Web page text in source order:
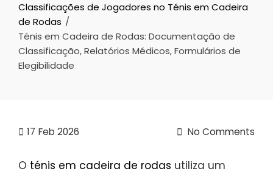
Classificações de Jogadores no Ténis em Cadeira
de Rodas
Ténis em Cadeira de Rodas: Documentação de
Classificação, Relatórios Médicos, Formulários de
Elegibilidade
17 Feb 2026 No Comments
O ténis em cadeira de rodas utiliza um